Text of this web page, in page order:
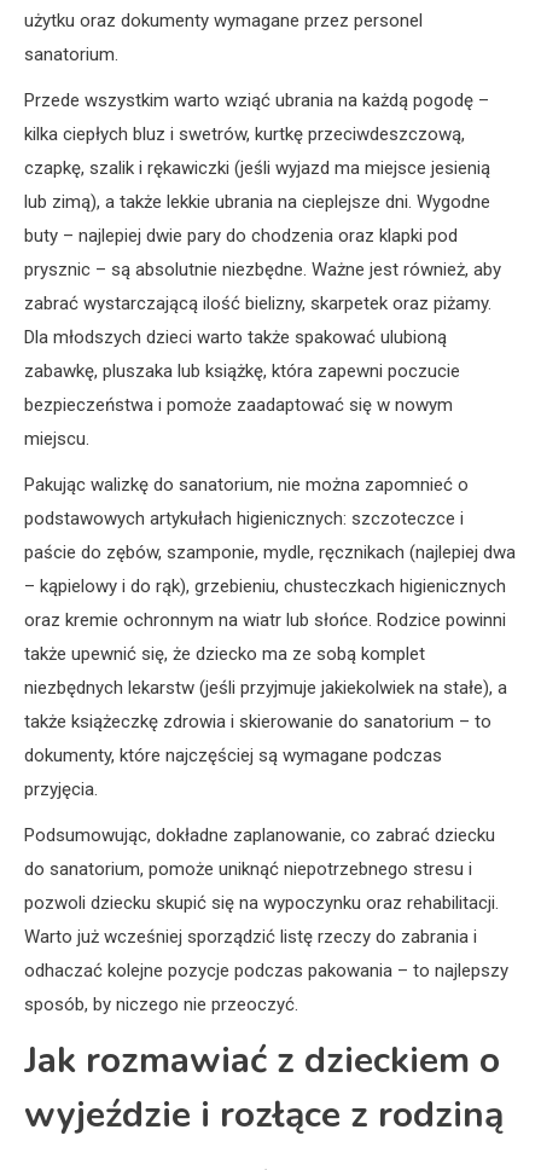
użytku oraz dokumenty wymagane przez personel
sanatorium.
Przede wszystkim warto wziąć ubrania na każdą pogodę –
kilka ciepłych bluz i swetrów, kurtkę przeciwdeszczową,
czapkę, szalik i rękawiczki (jeśli wyjazd ma miejsce jesienią
lub zimą), a także lekkie ubrania na cieplejsze dni. Wygodne
buty – najlepiej dwie pary do chodzenia oraz klapki pod
prysznic – są absolutnie niezbędne. Ważne jest również, aby
zabrać wystarczającą ilość bielizny, skarpetek oraz piżamy.
Dla młodszych dzieci warto także spakować ulubioną
zabawkę, pluszaka lub książkę, która zapewni poczucie
bezpieczeństwa i pomoże zaadaptować się w nowym
miejscu.
Pakując walizkę do sanatorium, nie można zapomnieć o
podstawowych artykułach higienicznych: szczoteczce i
paście do zębów, szamponie, mydle, ręcznikach (najlepiej dwa
– kąpielowy i do rąk), grzebieniu, chusteczkach higienicznych
oraz kremie ochronnym na wiatr lub słońce. Rodzice powinni
także upewnić się, że dziecko ma ze sobą komplet
niezbędnych lekarstw (jeśli przyjmuje jakiekolwiek na stałe), a
także książeczkę zdrowia i skierowanie do sanatorium – to
dokumenty, które najczęściej są wymagane podczas
przyjęcia.
Podsumowując, dokładne zaplanowanie, co zabrać dziecku
do sanatorium, pomoże uniknąć niepotrzebnego stresu i
pozwoli dziecku skupić się na wypoczynku oraz rehabilitacji.
Warto już wcześniej sporządzić listę rzeczy do zabrania i
odhaczać kolejne pozycje podczas pakowania – to najlepszy
sposób, by niczego nie przeoczyć.
Jak rozmawiać z dzieckiem o
wyjeździe i rozłące z rodziną